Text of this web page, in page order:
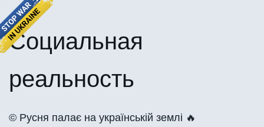
Социальная
реальность
©️ Русня палає на українській землі 🔥